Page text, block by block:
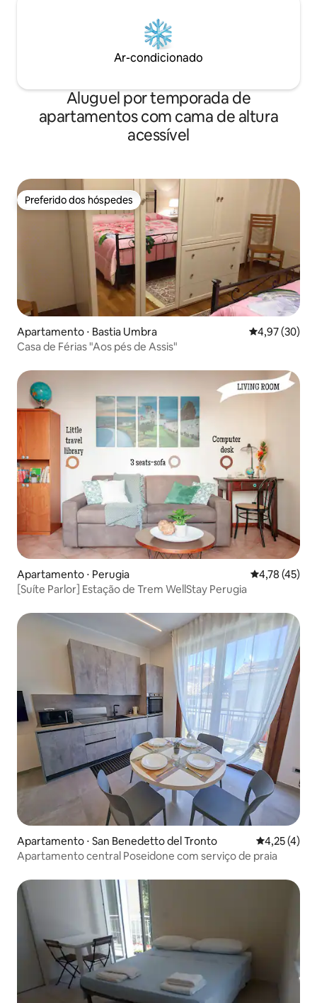
Ar-condicionado
Aluguel por temporada de
apartamentos com cama de altura
acessível
Preferido dos hóspedes
Preferido dos hóspedes
Apartamento ⋅ Bastia Umbra 4,97 de uma
4,97 (30)
Casa de Férias "Aos pés de Assis"
Apartamento ⋅ Perugia 4,78 de uma
4,78 (45)
[Suíte Parlor] Estação de Trem WellStay Perugia
Apartamento ⋅ San Benedetto del Tronto 4,25 de
4,25 (4)
Apartamento central Poseidone com serviço de praia